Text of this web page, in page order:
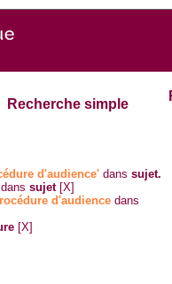
Recherche simple
d'audience' danssujet.
danssujet [X]
d'audience dans
[X]